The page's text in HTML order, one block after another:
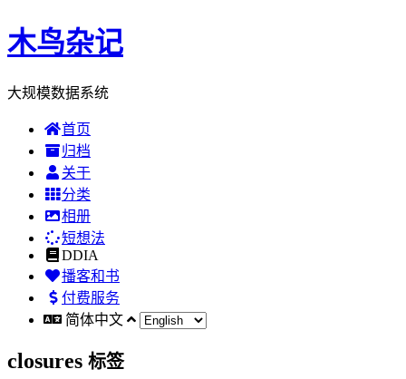
木鸟杂记
大规模数据系统
首页
归档
关于
分类
相册
短想法
DDIA
播客和书
付费服务
简体中文
closures 标签